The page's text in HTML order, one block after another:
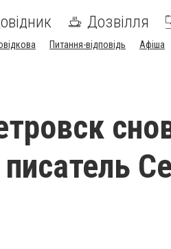
Дозвілля
Питання-відповідь Афіша